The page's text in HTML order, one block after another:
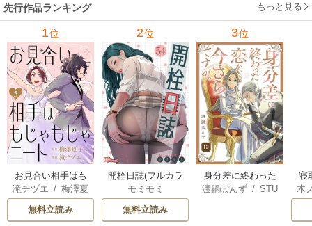
先行作品ランキング もっと見る
1位
お見合い相手はも
じゃもじゃニート
滝チヅエ /梅澤夏
子（エブリスタ）
無料立読み
2位
開栓日誌(フルカラ
ー)
モミモミ
無料立読み
3位
身分差に終わった
恋を、今さらです
渡鍋ぽんず /STU
寝
木